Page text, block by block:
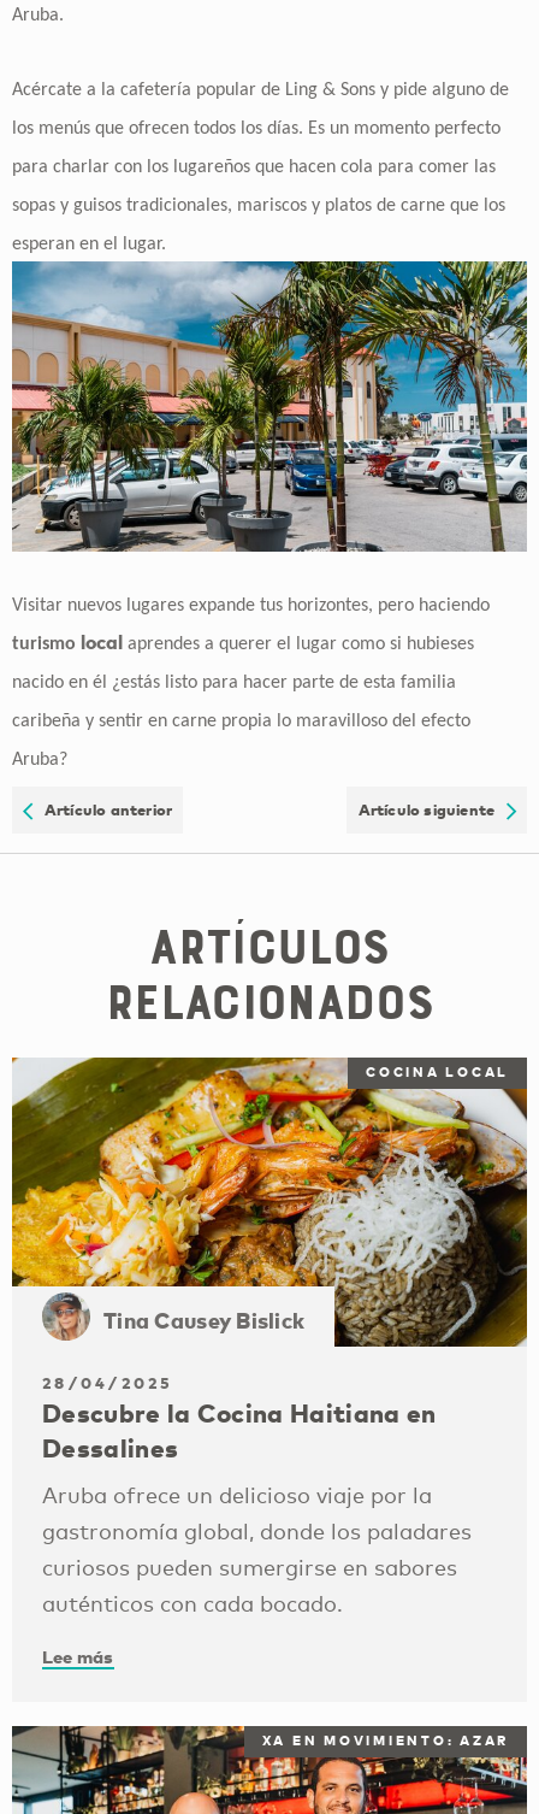
Aruba.
Acércate a la cafetería popular de Ling & Sons y pide alguno de
los menús que ofrecen todos los días. Es un momento perfecto
para charlar con los lugareños que hacen cola para comer las
sopas y guisos tradicionales, mariscos y platos de carne que los
esperan en el lugar.
Visitar nuevos lugares expande tus horizontes, pero haciendo
turismo local aprendes a querer el lugar como si hubieses
nacido en él ¿estás listo para hacer parte de esta familia
caribeña y sentir en carne propia lo maravilloso del efecto
Aruba?
Artículo anterior Artículo siguiente
Artículos
relacionados
COCINA LOCAL
Tina Causey Bislick
28/04/2025
Descubre la Cocina Haitiana en
Dessalines
Aruba ofrece un delicioso viaje por la
gastronomía global, donde los paladares
curiosos pueden sumergirse en sabores
auténticos con cada bocado.
Lee más
XA EN MOVIMIENTO: AZAR